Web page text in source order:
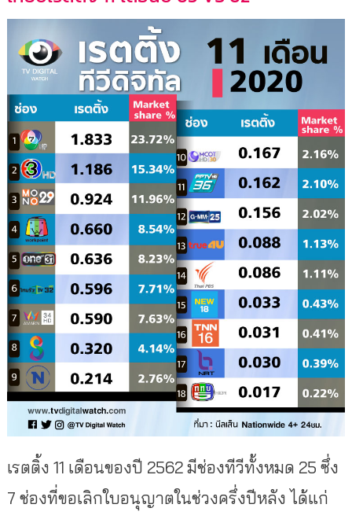
เรตติ้ง 11 เดือนของปี 2562 มีช่องทีวีทั้งหมด 25 ซึ่ง
7 ช่องที่ขอเลิกใบอนุญาตในช่วงครึ่งปีหลัง ได้แก่